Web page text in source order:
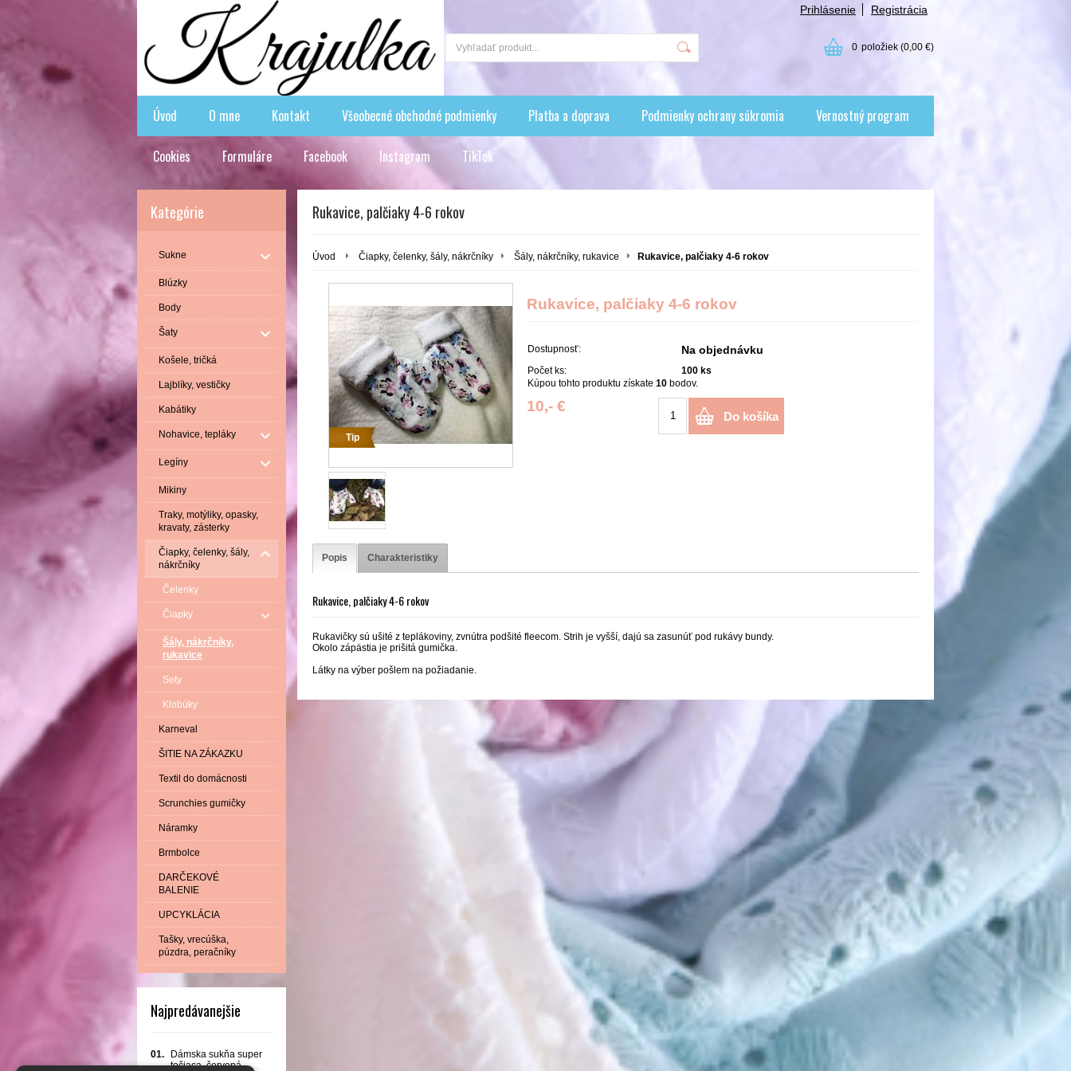
Prihlásenie Registrácia
0 položiek (0,00 €)
Úvod O mne Kontakt Všeobecné obchodné podmienky Platba a doprava Podmienky ochrany súkromia Vernostný program
Cookies Formuláre Facebook Instagram TikTok
Kategórie
Sukne
Blúzky
Body
Šaty
Košele, tričká
Lajblíky, vestičky
Kabátiky
Nohavice, tepláky
Legíny
Mikiny
Traky, motýliky, opasky,
kravaty, zásterky
Čiapky, čelenky, šály,
nákrčníky
Čelenky
Čiapky
Šály, nákrčníky,
rukavice
Sety
Klobúky
Karneval
ŠITIE NA ZÁKAZKU
Textil do domácnosti
Scrunchies gumičky
Náramky
Brmbolce
DARČEKOVÉ
BALENIE
UPCYKLÁCIA
Tašky, vrecúška,
púzdra, peračníky
Najpredávanejšie
01.
Dámska sukňa super
točiaca, červená
Rukavice, palčiaky 4-6 rokov
Úvod Čiapky, čelenky, šály, nákrčníky Šály, nákrčníky, rukavice Rukavice, palčiaky 4-6 rokov
Tip
Rukavice, palčiaky 4-6 rokov
Dostupnosť: Na objednávku
Počet ks: 100 ks
Kúpou tohto produktu získate 10 bodov.
10,- €
Do košíka
Popis Charakteristiky
Rukavice, palčiaky 4-6 rokov
Rukavičky sú ušité z teplákoviny, zvnútra podšité fleecom. Strih je vyšší, dajú sa zasunúť pod rukávy bundy.
Okolo zápästia je prišitá gumička.
Látky na výber pošlem na požiadanie.